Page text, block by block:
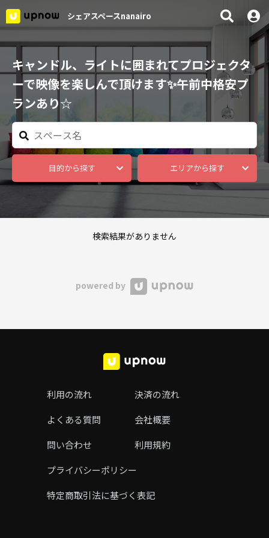
キャンドル、ライトに囲まれてプロジェクタ
ーで映像を楽しんで頂けます✨午前中格安プ
ランあり☆
目的から探す エリアから探す
シェアスペースnanairo
検索結果がありません
powered by
利用の流れ
決済の流れ
よくある質問
会社概要
問い合わせ
利用規約
プライバシーポリシー
特定商取引法に基づく表記